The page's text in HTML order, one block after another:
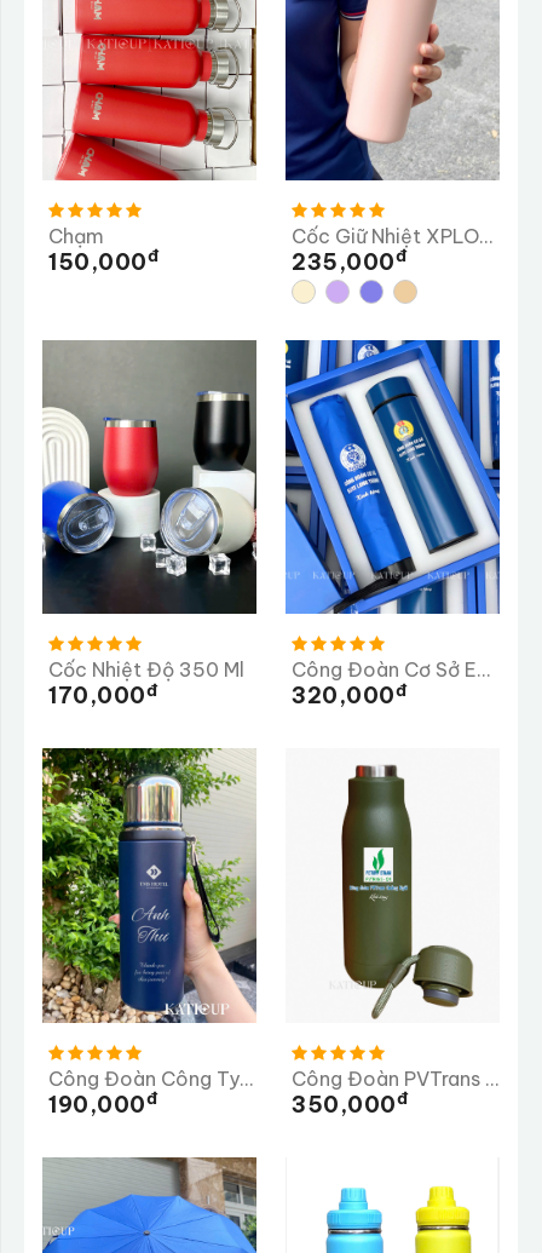
Chạm
150,000Đ
Cốc Giữ Nhiệt XPLORY 480ML
235,000Đ
Cốc Nhiệt Độ 350 Ml
170,000Đ
Công Đoàn Cơ Sở ELITE Long Thành
320,000Đ
Công Đoàn Công Ty TNHH TMS Hotel Đà Nẵng
190,000Đ
Công Đoàn PVTrans Quảng Ngãi
350,000Đ